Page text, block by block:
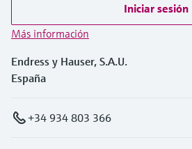
Iniciar sesión
Más información
Endress y Hauser, S.A.U.
España
+34 934 803 366